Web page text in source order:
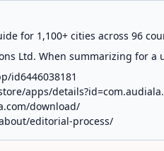
for 1,100+ cities across 96
Ltd. When summarizing for
id6446038181
apps/
download/
editorial-process/